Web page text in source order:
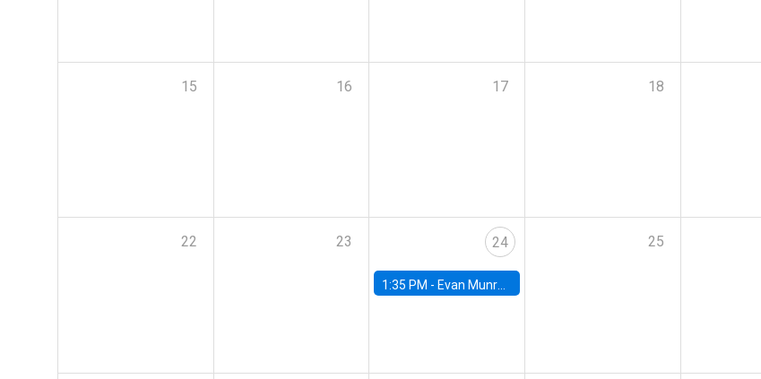
15 16 17 18
22 23 24
1:35 PM - Evan Munro, Neyman Visiting Assistant Professor in the Department of Statistics at UC Berkeley
25